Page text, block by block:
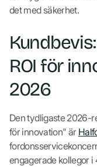
det med säkerhet.
ROI för
2026
Den tydligaste 2026-
för innovation" är
engagerade kollegor i